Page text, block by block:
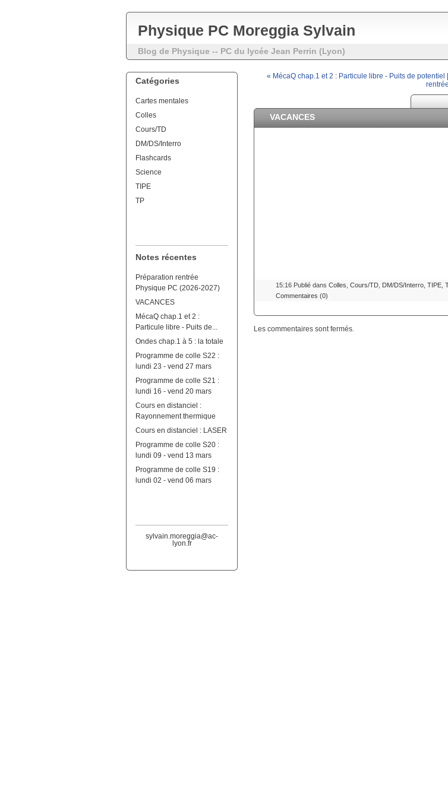
Physique PC Moreggia Sylvain
Blog de Physique -- PC du lycée Jean Perrin (Lyon)
Catégories
Cartes mentales
Colles
Cours/TD
DM/DS/Interro
Flashcards
Science
TIPE
TP
Notes récentes
Préparation rentrée
Physique PC (2026-2027)
VACANCES
MécaQ chap.1 et 2 :
Particule libre - Puits de...
Ondes chap.1 à 5 : la totale
Programme de colle S22 :
lundi 23 - vend 27 mars
Programme de colle S21 :
lundi 16 - vend 20 mars
Cours en distanciel :
Rayonnement thermique
Cours en distanciel : LASER
Programme de colle S20 :
lundi 09 - vend 13 mars
Programme de colle S19 :
lundi 02 - vend 06 mars
sylvain.moreggia@ac-
lyon.fr
« MécaQ chap.1 et 2 : Particule libre - Puits de potentiel
VACANCES
15:16 Publié dans Colles Cours/TD DM/DS/Interro TIPE
Commentaires (0)
Les commentaires sont fermés.